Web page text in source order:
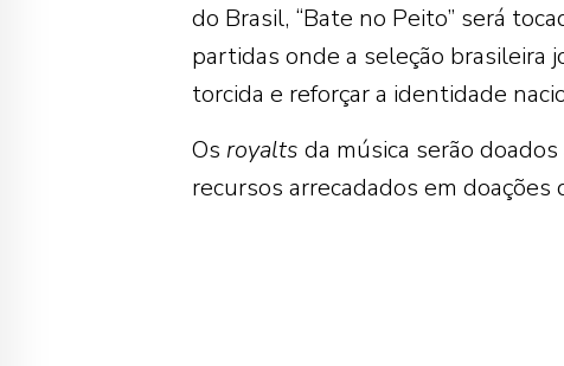
do Brasil, “Bate no Peito” será
partidas onde a seleção brasileira
torcida e reforçar a identidade
Os royalts da música serão
recursos arrecadados em doações